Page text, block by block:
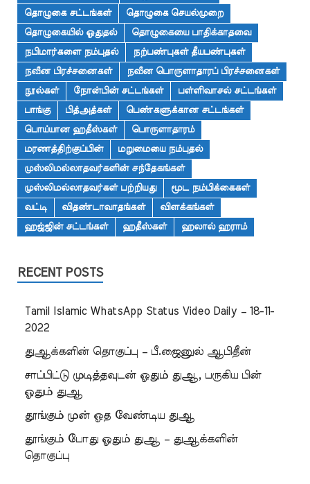
தொழுகை சட்டங்கள்
தொழுகை செயல்முறை
தொழுகையில் ஓதுதல்
தொழுகையை பாதிக்காதவை
நபிமார்களை நம்புதல்
நற்பண்புகள் தீயபண்புகள்
நவீன பிரச்சனைகள்
நவீன பொருளாதாரப் பிரச்சனைகள்
நூல்கள்
நோன்பின் சட்டங்கள்
பள்ளிவாசல் சட்டங்கள்
பாங்கு
பித்அத்கள்
பெண்களுக்கான சட்டங்கள்
பொய்யான ஹதீஸ்கள்
பொருளாதாரம்
மரணத்திற்குப்பின்
மறுமையை நம்புதல்
முஸ்லிமல்லாதவர்களின் சந்தேகங்கள்
முஸ்லிமல்லாதவர்கள் பற்றியது
மூட நம்பிக்கைகள்
வட்டி
விதண்டாவாதங்கள்
விளக்கங்கள்
ஹஜ்ஜின் சட்டங்கள்
ஹதீஸ்கள் ஹலால் ஹராம்
RECENT POSTS
Tamil Islamic WhatsApp Status Video Daily – 18-11-
2022
துஆக்களின் தொகுப்பு – பீ.ஜைனுல் ஆபிதீன்
சாப்பிட்டு முடித்தவுடன் ஓதும் துஆ, பருகிய பின்
ஓதும் துஆ
தூங்கும் முன் ஓத வேண்டிய துஆ
தூங்கும் போது ஓதும் துஆ – துஆக்களின்
தொகுப்பு